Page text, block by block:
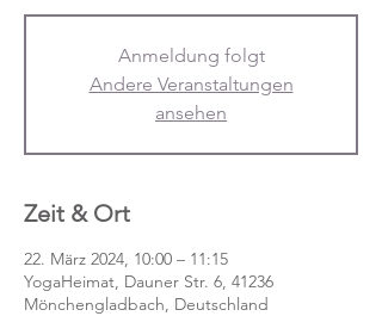
Anmeldung folgt
Andere Veranstaltungen
ansehen
Zeit & Ort
22. März 2024, 10:00 – 11:15
YogaHeimat, Dauner Str. 6, 41236
Mönchengladbach, Deutschland